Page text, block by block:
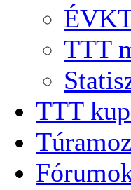
TTT
TTT